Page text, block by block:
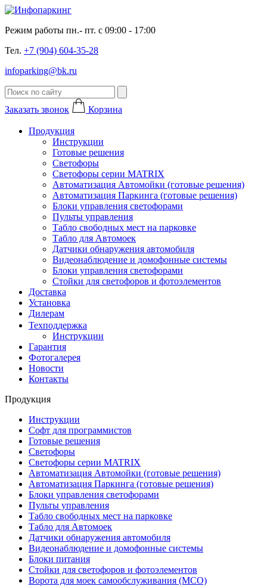
Режим работы пн.- пт. с 09:00 - 17:00
Тел. +7 (904) 604-35-28
infoparking@bk.ru
Заказать звонок Корзина
Продукция
Инструкции
Готовые решения
Светофоры
Светофоры серии MATRIX
Автоматизация Автомойки (готовые решения)
Автоматизация Паркинга (готовые решения)
Блоки управления светофорами
Пульты управления
Табло свободных мест на парковке
Табло для Автомоек
Датчики обнаружения автомобиля
Видеонаблюдение и домофонные системы
Блоки управления светофорами
Стойки для светофоров и фотоэлементов
Доставка
Установка
Дилерам
Техподдержка
Инструкции
Гарантия
Фотогалерея
Новости
Контакты
Продукция
Инструкции
Софт для программистов
Готовые решения
Светофоры
Светофоры серии MATRIX
Автоматизация Автомойки (готовые решения)
Автоматизация Паркинга (готовые решения)
Блоки управления светофорами
Пульты управления
Табло свободных мест на парковке
Табло для Автомоек
Датчики обнаружения автомобиля
Видеонаблюдение и домофонные системы
Блоки питания
Стойки для светофоров и фотоэлементов
Ворота для моек самообслуживания (МСО)